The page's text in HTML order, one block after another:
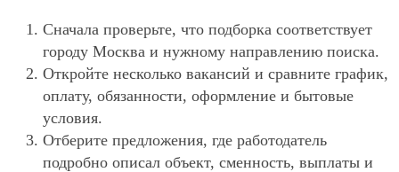
Сначала проверьте, что подборка соответствует
городу Москва и нужному направлению поиска.
Откройте несколько вакансий и сравните график,
оплату, обязанности, оформление и бытовые
условия.
Отберите предложения, где работодатель
подробно описал объект, сменность, выплаты и